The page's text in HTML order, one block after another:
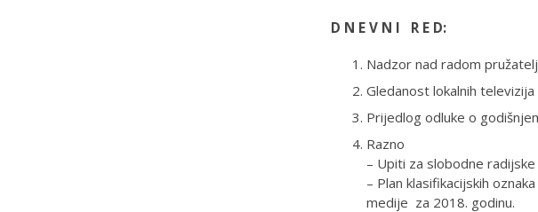
D N E V N I R E D:
Nadzor nad radom
Gledanost lokalnih televizija
Prijedlog odluke o
Razno
– Upiti za slobodne radijske
– Plan klasifikacijskih
medije za 2018. godinu.